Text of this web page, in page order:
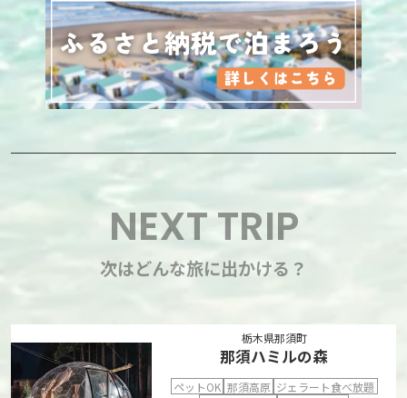
NEXT TRIP
次はどんな旅に出かける？
栃木県那須町
那須ハミルの森
ペットOK 那須高原 ジェラート食べ放題